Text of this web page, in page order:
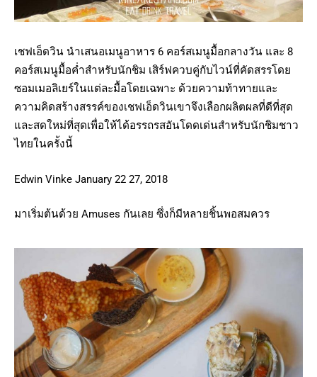
เชฟเอ็ดวิน นำเสนอเมนูอาหาร 6 คอร์สเมนูมื้อกลางวัน และ 8
คอร์สเมนูมื้อค่ำสำหรับนักชิม เสิร์ฟควบคู่กับไวน์ที่คัดสรรโดย
ซอมเมอลิเยร์ในแต่ละมื้อโดยเฉพาะ ด้วยความท้าทายและ
ความคิดสร้างสรรค์ของเชฟเอ็ดวินเขาจึงเลือกผลิตผลที่ดีที่สุด
และสดใหม่ที่สุดเพื่อให้ได้อรรถรสอันโดดเด่นสำหรับนักชิมชาว
ไทยในครั้งนี้
Edwin Vinke January 22 27, 2018
มาเริ่มต้นด้วย Amuses กันเลย ซึ่งก็มีหลายชิ้นพอสมควร